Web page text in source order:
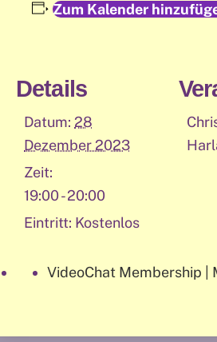
Zum Kalender
Details
Datum: 28
Dezember 2023
Zeit:
19:00 - 20:00
Eintritt: Kostenlos
VideoChat Membership |